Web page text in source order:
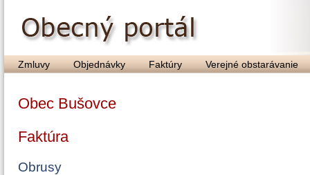
Zmluvy Objednávky Faktúry Verejné obstarávanie
Obec Bušovce
Faktúra
Obrusy